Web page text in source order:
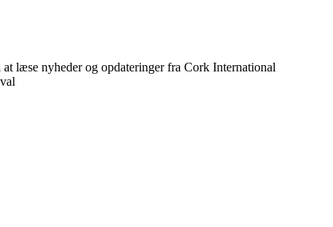
læse nyheder og opdateringer fra Cork International